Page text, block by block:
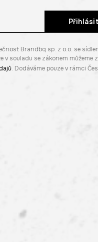
Brandbq sp. z o.o. se
v souladu se zákonem
. Dodáváme pouze v rámci